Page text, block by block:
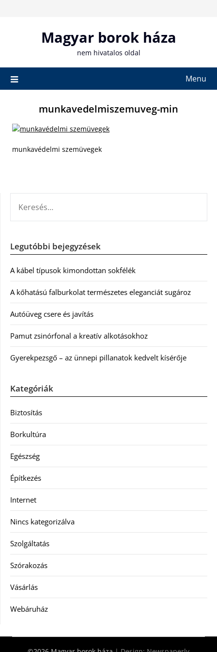
Magyar borok háza
nem hivatalos oldal
Menu
munkavedelmiszemuveg-min
munkavédelmi szemüvegek
Legutóbbi bejegyzések
A kábel típusok kimondottan sokfélék
A kőhatású falburkolat természetes eleganciát sugároz
Autóüveg csere és javítás
Pamut zsinórfonal a kreatív alkotásokhoz
Gyerekpezsgő – az ünnepi pillanatok kedvelt kísérője
Kategóriák
Biztosítás
Borkultúra
Egészség
Építkezés
Internet
Nincs kategorizálva
Szolgáltatás
Szórakozás
Vásárlás
Webáruház